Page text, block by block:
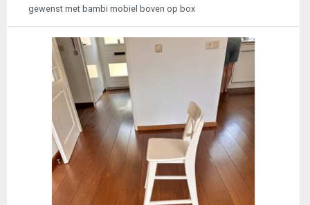
gewenst met bambi mobiel boven op box